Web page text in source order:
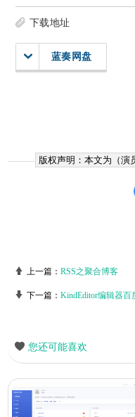
下载地址
蓝奏网盘
版权声明：本文为（演
上一篇：RSS之聚合博客
下一篇：KindEditor编辑器百
您还可能喜欢